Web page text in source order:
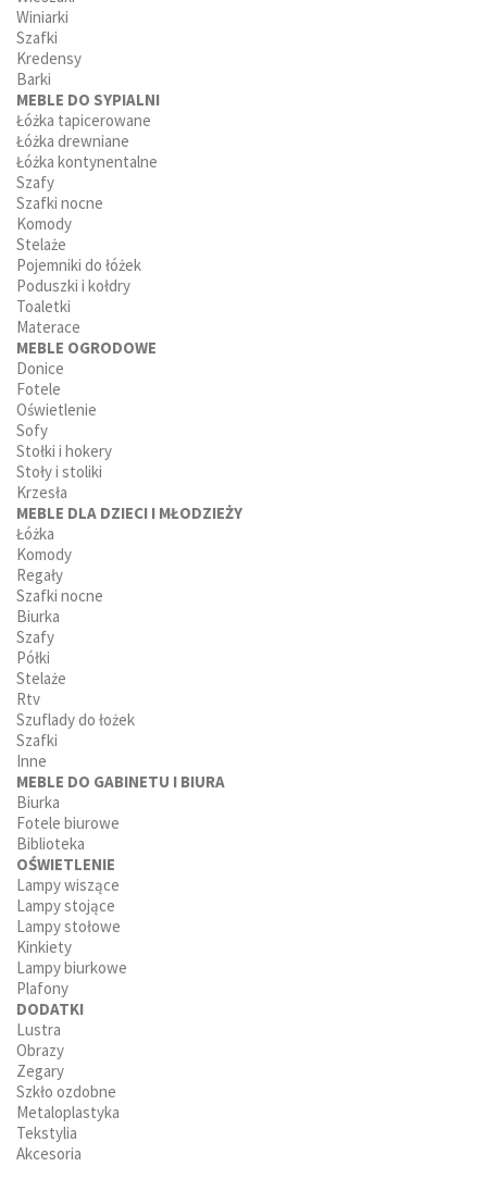
Winiarki
Szafki
Kredensy
Barki
MEBLE DO SYPIALNI
Łóżka tapicerowane
Łóżka drewniane
Łóżka kontynentalne
Szafy
Szafki nocne
Komody
Stelaże
Pojemniki do łóżek
Poduszki i kołdry
Toaletki
Materace
MEBLE OGRODOWE
Donice
Fotele
Oświetlenie
Sofy
Stołki i hokery
Stoły i stoliki
Krzesła
MEBLE DLA DZIECI I MŁODZIEŻY
Łóżka
Komody
Regały
Szafki nocne
Biurka
Szafy
Półki
Stelaże
Rtv
Szuflady do łożek
Szafki
Inne
MEBLE DO GABINETU I BIURA
Biurka
Fotele biurowe
Biblioteka
OŚWIETLENIE
Lampy wiszące
Lampy stojące
Lampy stołowe
Kinkiety
Lampy biurkowe
Plafony
DODATKI
Lustra
Obrazy
Zegary
Szkło ozdobne
Metaloplastyka
Tekstylia
Akcesoria